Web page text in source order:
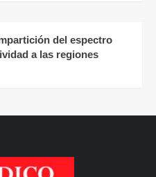
del espectro
a las regiones